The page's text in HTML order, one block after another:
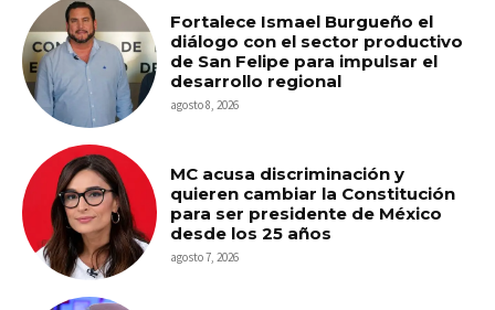
Fortalece Ismael Burgueño el
diálogo con el sector productivo
de San Felipe para impulsar el
desarrollo regional
agosto 8, 2026
MC acusa discriminación y
quieren cambiar la Constitución
para ser presidente de México
desde los 25 años
agosto 7, 2026